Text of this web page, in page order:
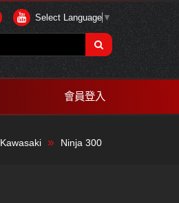
Select Language ▼
會員登入
Kawasaki Ninja 300